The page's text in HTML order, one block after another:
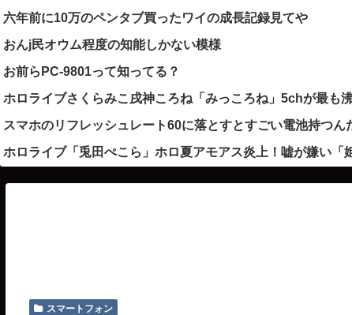
六年前に10万のペンタブ買ったワイの成長記録見てや
おんj民オウム程度の知能しかない模様
お前らPC-9801って知ってる？
ホロライブさくらみこ戌神ころね「みっころね」5chが最も
スマホのリフレッシュレート60に落とすとすごい電池持つん
ホロライブ「兎田ぺこら」ホロ夏アモアス炎上！嘘が嫌い
スマートフォン